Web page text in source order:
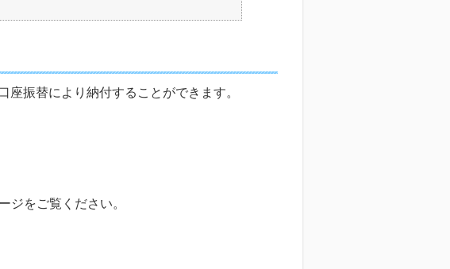
振替により納付することができます。
ジをご覧ください。